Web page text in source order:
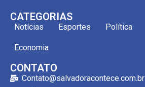
CATEGORIAS
Notícias Esportes Política
Economia
CONTATO
Contato@salvadoracontece.com.br